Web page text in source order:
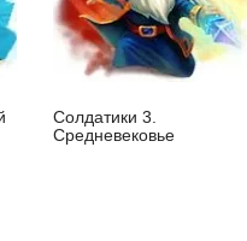
Солдатики 3.
Средневековье